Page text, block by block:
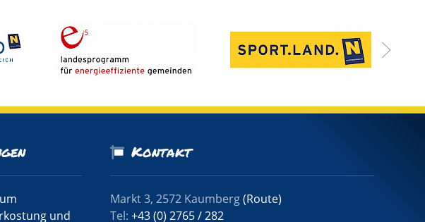
und
Kontakt
Markt 3, 2572 Kaumberg(Route)
Tel:+43 (0) 2765 / 282